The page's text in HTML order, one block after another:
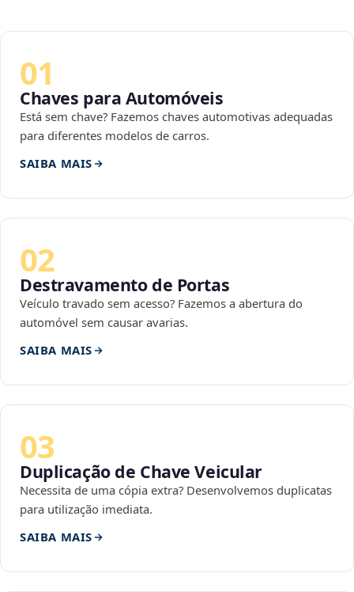
01
Chaves para Automóveis
Está sem chave? Fazemos chaves automotivas adequadas
para diferentes modelos de carros.
SAIBA MAIS
02
Destravamento de Portas
Veículo travado sem acesso? Fazemos a abertura do
automóvel sem causar avarias.
SAIBA MAIS
03
Duplicação de Chave Veicular
Necessita de uma cópia extra? Desenvolvemos duplicatas
para utilização imediata.
SAIBA MAIS